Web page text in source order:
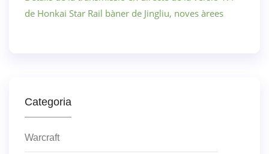
de Honkai Star Rail bàner de Jingliu, noves àrees
Categoria
Warcraft